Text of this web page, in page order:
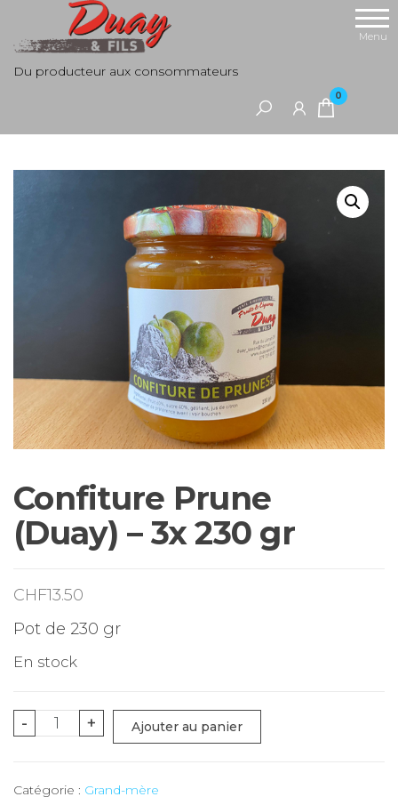
Du producteur aux consommateurs
0
Menu
Confiture Prune
(Duay) – 3x 230 gr
CHF13.50
Pot de 230 gr
En stock
-
quantité
+ Ajouter au panier
Catégorie : Grand-mère